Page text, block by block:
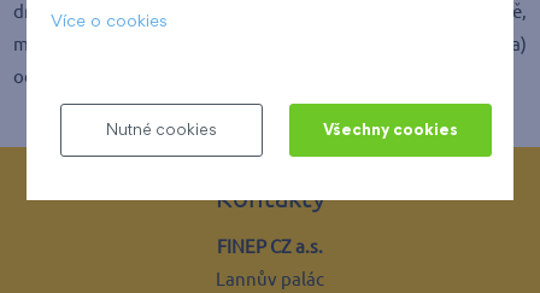
družstva. Ty zejména stanoví pravidla pro opravy v bytě,
mnohdy odchylně (s větší spoluúčastí člena družstva)
od běžného stavu v nájemních bytech.
Kontakty
FINEP CZ a.s.
Lannův palác
Více o cookies
Nutné cookies Všechny cookies